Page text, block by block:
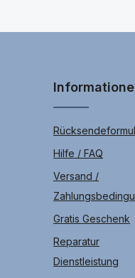
Hilfe / FAQ
Versand /
Gratis Geschenk
Reparatur
Dienstleistung